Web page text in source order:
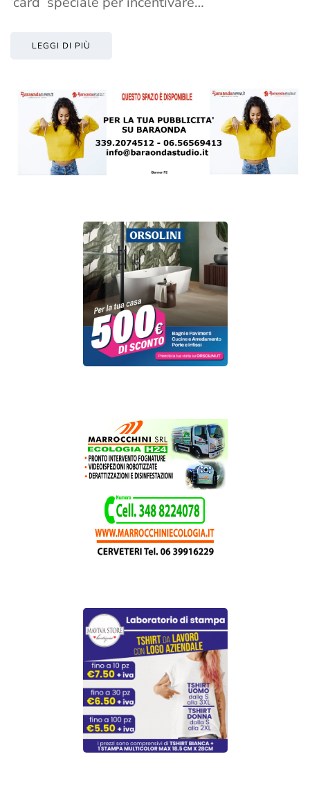
LEGGI DI PIÙ